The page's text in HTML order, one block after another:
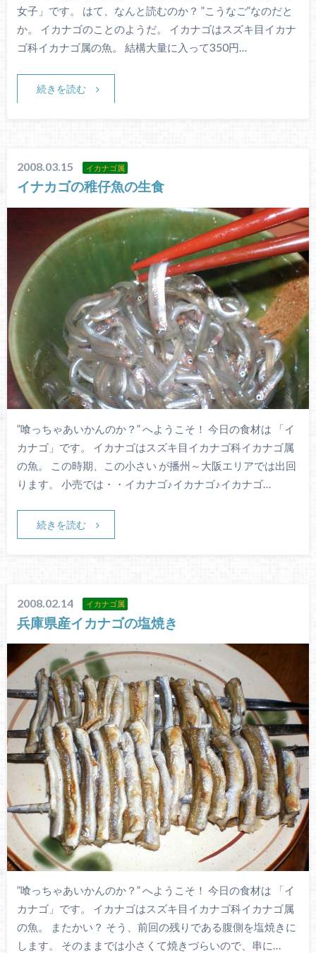
女子」です。 はて、なんと読むのか？ ”こうなご”なのだと
か。 イカナゴのことのようだ。 イカナゴはスズキ目イカナ
ゴ科イカナゴ属の魚。 結構大量に入って350円…
続きを読む
2008.03.15 イカナゴ属
イナカゴの稚仔魚の生食
”喰っちゃあいかんのか？” へようこそ！ 今日の食材は 「イ
カナゴ」です。 イカナゴはスズキ目イカナゴ科イカナゴ属
の魚。 この時期、この小さい が播州～大阪エリアでは出回
ります。 小売では・・イカナゴ♪イカナゴ♪イカナゴ…
続きを読む
2008.02.14 イカナゴ属
兵庫県産イカナゴの塩焼き
”喰っちゃあいかんのか？” へようこそ！ 今日の食材は 「イ
カナゴ」です。 イカナゴはスズキ目イカナゴ科イカナゴ属
の魚。 またかい？ そう、前回の残りである腹側を塩焼きに
します。 そのままでは小さくて焼きづらいので、串に…